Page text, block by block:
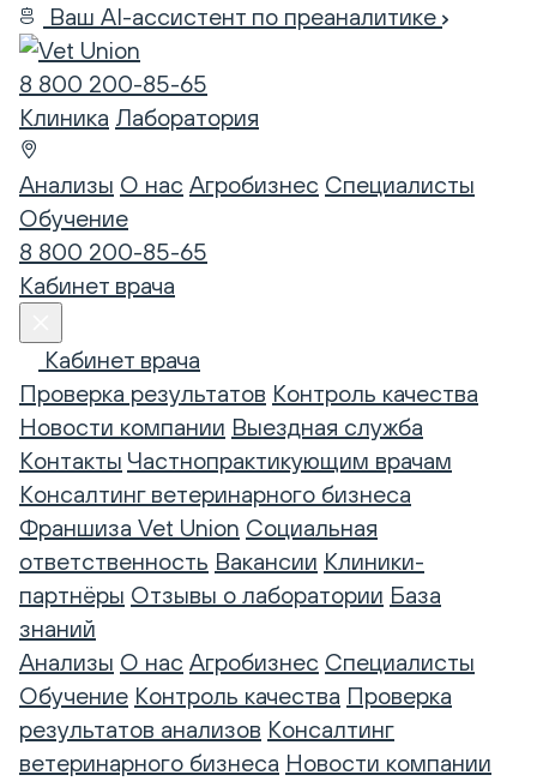
Ваш AI-ассистент по преаналитике
8 800 200-85-65
Клиника Лаборатория
Анализы О нас Агробизнес Специалисты
Обучение
8 800 200-85-65
Кабинет врача
Кабинет врача
Проверка результатов Контроль качества
Новости компании Выездная служба
Контакты Частнопрактикующим врачам
Консалтинг ветеринарного бизнеса
Франшиза Vet Union Социальная
ответственность Вакансии Клиники-
партнёры Отзывы о лаборатории База
знаний
Анализы О нас Агробизнес Специалисты
Обучение Контроль качества Проверка
результатов анализов Консалтинг
ветеринарного бизнеса Новости компании